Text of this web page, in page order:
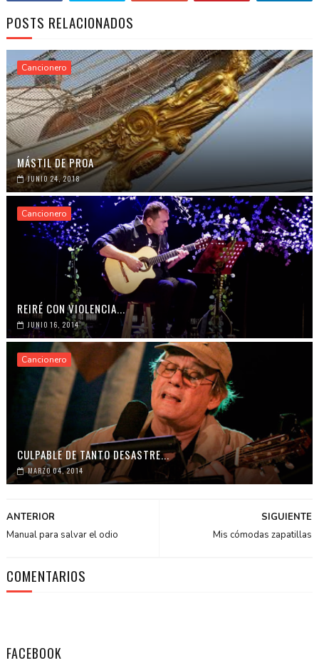
POSTS RELACIONADOS
Cancionero
MÁSTIL DE PROA
JUNIO 24, 2018
Cancionero
REIRÉ CON VIOLENCIA...
JUNIO 16, 2014
Cancionero
CULPABLE DE TANTO DESASTRE...
MARZO 04, 2014
SIGUIENTE
Mis cómodas zapatillas
ANTERIOR
Manual para salvar el odio
COMENTARIOS
FACEBOOK